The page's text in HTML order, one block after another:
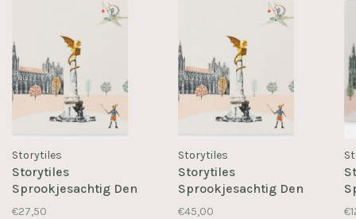
Storytiles
Storytiles
Sprookjesachtig Den
Bosch S
€27,50
Storytiles
Storytiles
Sprookjesachtig Den
Bosch M
€45,00